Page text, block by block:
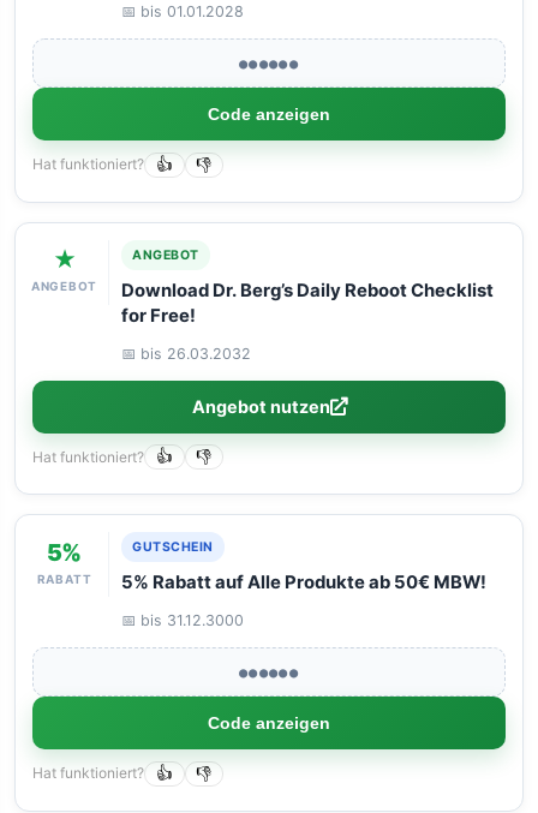
maximalen Warenkorbwert von 125 Euro.
📅 bis 01.01.2028
●●●●●●
Code anzeigen
Hat funktioniert? 👍 👎
★
ANGEBOT
ANGEBOT
Download Dr. Berg’s Daily Reboot Checklist
for Free!
📅 bis 26.03.2032
Angebot nutzen
Hat funktioniert? 👍 👎
5%
RABATT
GUTSCHEIN
5% Rabatt auf Alle Produkte ab 50€ MBW!
📅 bis 31.12.3000
●●●●●●
Code anzeigen
Hat funktioniert? 👍 👎